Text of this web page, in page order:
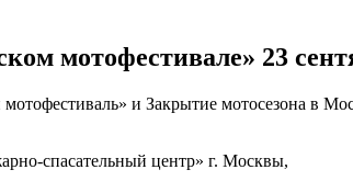
мотофестивале» 23
и Закрытие мотосезона в
спасательный центр» г. Москвы,